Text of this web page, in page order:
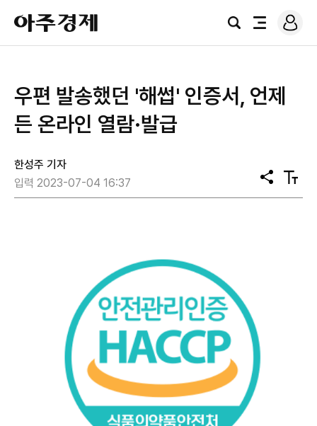
아
주
경
검
전
로
그
​우편 발송했던 '해썹' 인증서, 언제
든 온라인 열람·발급
한성주 기자
입력 2023-07-04 16:37
공
유
텍
스